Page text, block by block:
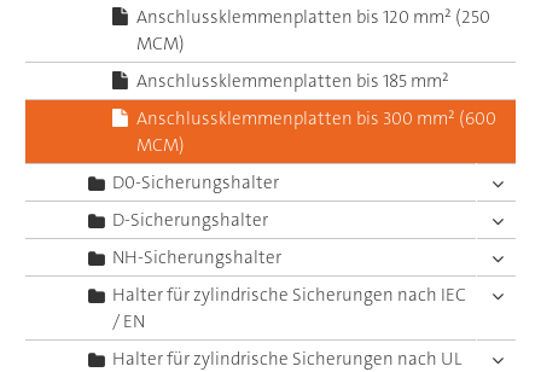
Anschlussklemmenplatten bis 120 mm² (250
MCM)
Anschlussklemmenplatten bis 185 mm²
Anschlussklemmenplatten bis 300 mm² (600
MCM)
D0-Sicherungshalter
D-Sicherungshalter
NH-Sicherungshalter
Halter für zylindrische Sicherungen nach IEC
/ EN
Halter für zylindrische Sicherungen nach UL